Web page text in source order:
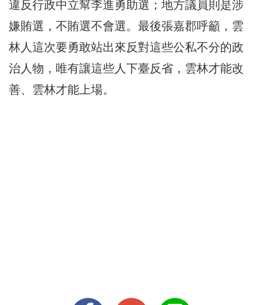
違反行政中立幫李進勇助選；地方議員則是涉
嫌賄選，不賄選不會選。最後張嘉郡呼籲，雲
林人這次要勇敢站出來反對這些公私不分的政
治人物，唯有讓這些人下臺反省，雲林才能改
善、雲林才能上場。